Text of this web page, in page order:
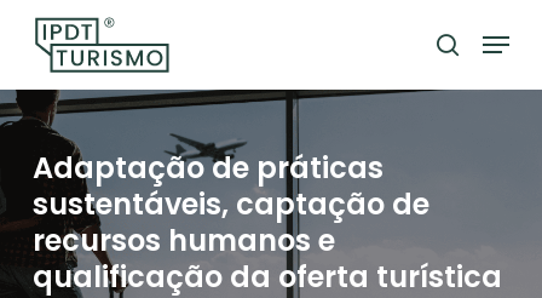
content
search
Menu
Adaptação de práticas
sustentáveis, captação de
recursos humanos e
qualificação da oferta turística